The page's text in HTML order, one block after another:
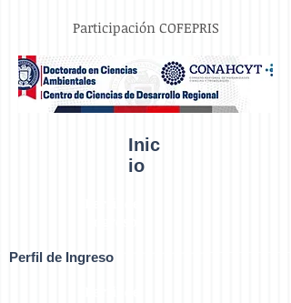
Participación COFEPRIS
Inic
io
Perfil de Ingreso